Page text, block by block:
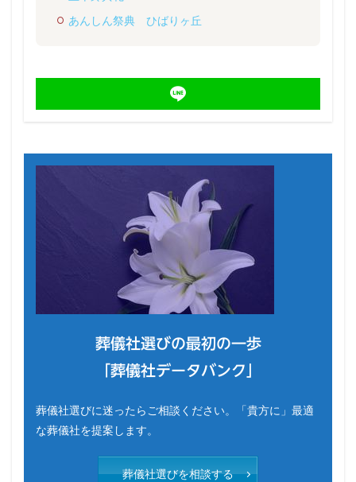
あんしん祭典 ひばりヶ丘
葬儀社選びの最初の一歩
「葬儀社データバンク」
葬儀社選びに迷ったらご相談ください。「貴方に」最適
な葬儀社を提案します。
葬儀社選びを相談する